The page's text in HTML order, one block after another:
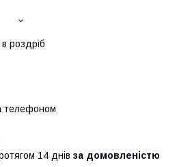
роздріб
телефоном
14 днів за домовленістю